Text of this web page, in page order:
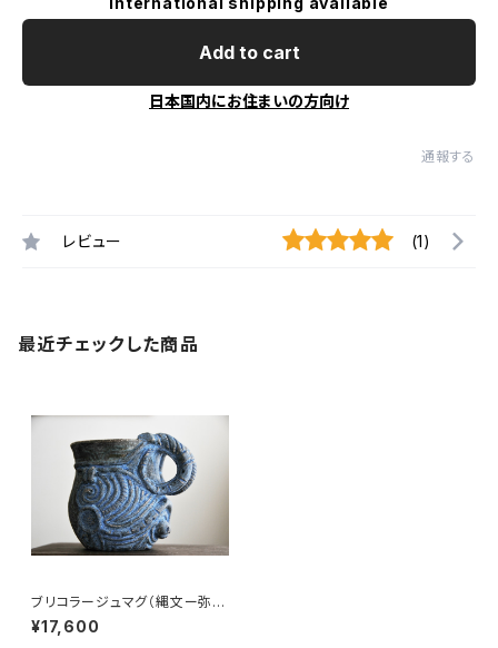
Add to cart
日本国内にお住まいの方向け
通報する
レビュー (1)
最近チェックした商品
ブリコラージュマグ（縄文ー弥
生） 梅本尋司
¥17,600